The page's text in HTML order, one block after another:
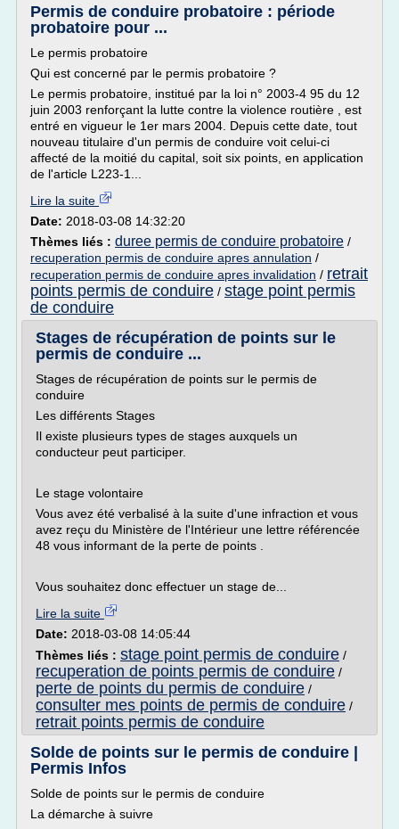
Permis de conduire probatoire : période
probatoire pour ...
Le permis probatoire
Qui est concerné par le permis probatoire ?
Le permis probatoire, institué par la loi n° 2003-4 95 du 12
juin 2003 renforçant la lutte contre la violence routière , est
entré en vigueur le 1er mars 2004. Depuis cette date, tout
nouveau titulaire d'un permis de conduire voit celui-ci
affecté de la moitié du capital, soit six points, en application
de l'article L223-1...
Lire la suite
Date: 2018-03-08 14:32:20
Thèmes liés : duree permis de conduire probatoire /
recuperation permis de conduire apres annulation /
recuperation permis de conduire apres invalidation / retrait
points permis de conduire / stage point permis
de conduire
Stages de récupération de points sur le
permis de conduire ...
Stages de récupération de points sur le permis de
conduire
Les différents Stages
Il existe plusieurs types de stages auxquels un
conducteur peut participer.
Le stage volontaire
Vous avez été verbalisé à la suite d'une infraction et vous
avez reçu du Ministère de l'Intérieur une lettre référencée
48 vous informant de la perte de points .
Vous souhaitez donc effectuer un stage de...
Lire la suite
Date: 2018-03-08 14:05:44
Thèmes liés : stage point permis de conduire /
recuperation de points permis de conduire /
perte de points du permis de conduire /
consulter mes points de permis de conduire /
retrait points permis de conduire
Solde de points sur le permis de conduire |
Permis Infos
Solde de points sur le permis de conduire
La démarche à suivre